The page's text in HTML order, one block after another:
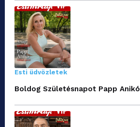
Esti üdvözletek
Boldog Születésnapot Papp Anikó